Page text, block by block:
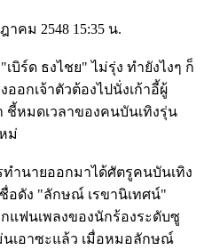
คม 2548 15:35 น.
ร์ด ธงไชย" ไม่รุ่ง ทำยังไงๆ ก็
อกเจ้าตัวต้องไปนั่งเก้าอี้ผู้
หมดเวลาของคนบันเทิงรุ่น
ม่
ำนายออกมาได้ศัตรูคนบันเทิง
อดัง "ลักษณ์ เรขานิเทศน์"
แฟนเพลงของนักร้องระดับซู
นเอาซะแล้ว เมื่อหมอลักษณ์